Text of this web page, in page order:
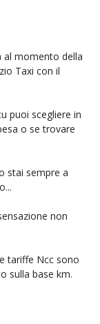
al momento della
Taxi con il
puoi scegliere in
o se trovare
stai sempre a
non
tariffe Ncc sono
sulla base km.